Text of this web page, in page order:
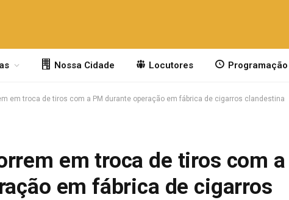
Nossa Cidade Locutores Programação
em troca de tiros com a PM durante operação em fábrica de cigarros clandestina
em troca de tiros com a
em fábrica de cigarros